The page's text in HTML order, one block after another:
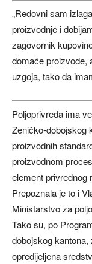
„Redovni sam
proizvodnje i
zagovornik
domaće proizvode,
uzgoja, tako da
Poljoprivreda ima
Zeničko-dobojskog
proizvodnih
proizvodnom
element privrednog
Prepoznala je to i
Ministarstvo za
Tako su, po
dobojskog kantona,
opredijeljena